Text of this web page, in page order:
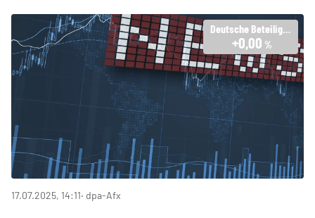
Deutsche Beteiligungs AG
+0,00 %
17.07.2025, 14:11‧ dpa-Afx